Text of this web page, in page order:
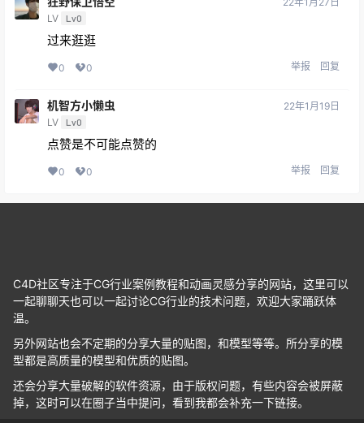
LV Lv0
过来逛逛
0 0 举报 回复
机智方小懒虫
LV Lv0
22年1月19日
点赞是不可能点赞的
0 0 举报 回复
C4D社区专注于CG行业案例教程和动画灵感分享的网站，这里可以
一起聊聊天也可以一起讨论CG行业的技术问题，欢迎大家踊跃体
温。
另外网站也会不定期的分享大量的贴图，和模型等等。所分享的模
型都是高质量的模型和优质的贴图。
还会分享大量破解的软件资源，由于版权问题，有些内容会被屏蔽
掉，这时可以在圈子当中提问，看到我都会补充一下链接。